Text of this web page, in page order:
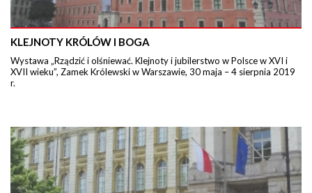
KLEJNOTY KRÓLÓW I BOGA
Wystawa „Rządzić i olśniewać. Klejnoty i jubilerstwo w Polsce w XVI i
XVII wieku”, Zamek Królewski w Warszawie, 30 maja – 4 sierpnia 2019
r.